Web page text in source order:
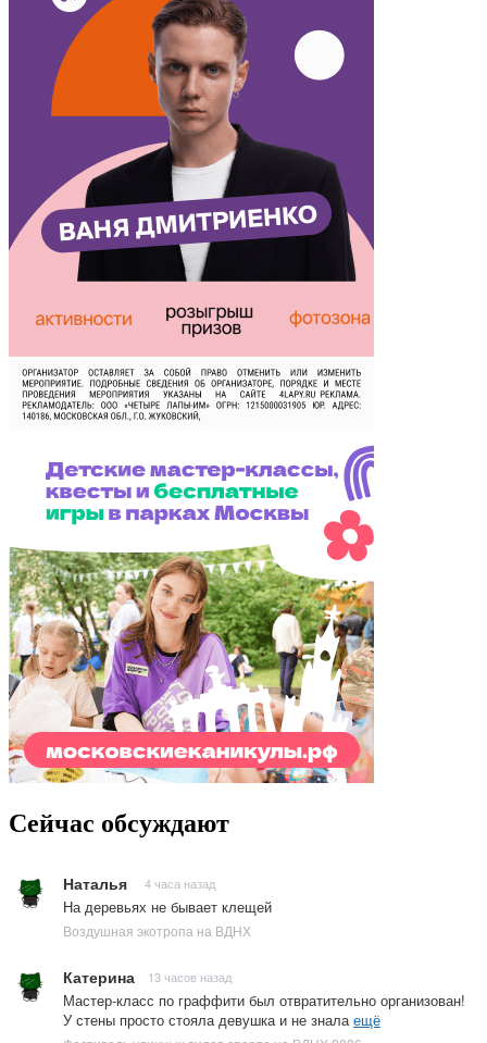
Сейчас обсуждают
Наталья 4 часа назад
На деревьях не бывает клещей
Воздушная экотропа на ВДНХ
Катерина 13 часов назад
Мастер-класс по граффити был отвратительно организован!
У стены просто стояла девушка и не знала ещё